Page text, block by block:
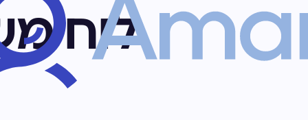
לוח